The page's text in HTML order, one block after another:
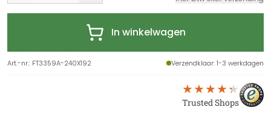
In winkelwagen
Art.-nr.: FT3359A-240X192 Verzendklaar: 1-3 werkdagen
Trusted Shops